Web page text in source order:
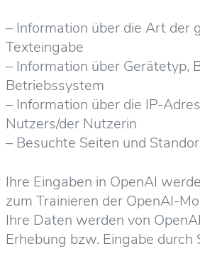
– Information über die Art der
Texteingabe
– Information über Gerätetyp,
Betriebssystem
– Information über die IP-
Nutzers/der Nutzerin
– Besuchte Seiten und
Ihre Eingaben in OpenAI
zum Trainieren der OpenAI-
Ihre Daten werden von
Erhebung bzw. Eingabe durch